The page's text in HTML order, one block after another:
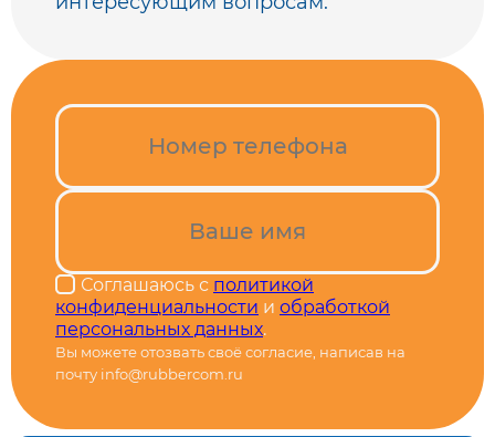
Соглашаюсь с политикой
конфиденциальности и обработкой
персональных данных.
Вы можете отозвать своё согласие, написав на
почту info@rubbercom.ru